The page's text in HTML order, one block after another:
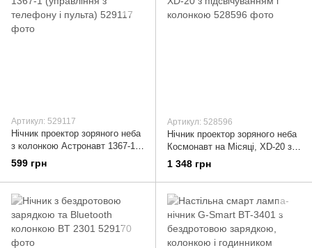
Артикул: 529117
Нічник проектор зоряного неба
з колонкою Астронавт 1367-1
(управління з телефону і
пульта)
599 грн
Артикул: 528596
Нічник проектор зоряного неба
Космонавт на Місяці, XD-20 з
підсвічуванням і колонкою
1 348 грн